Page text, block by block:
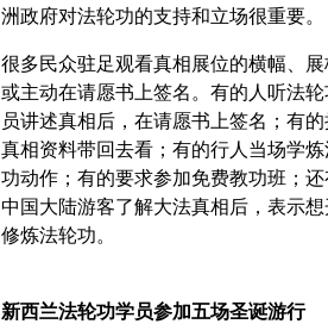
洲政府对法轮功的支持和立场很重要。
很多民众驻足观看真相展位的横幅、展
或主动在请愿书上签名。有的人听法轮
员讲述真相后，在请愿书上签名；有
真相资料带回去看；有的行人当场学炼
功动作；有的要求参加免费教功班；还
中国大陆游客了解大法真相后，表示想
修炼法轮功。
新西兰法轮功学员参加五场圣诞游行